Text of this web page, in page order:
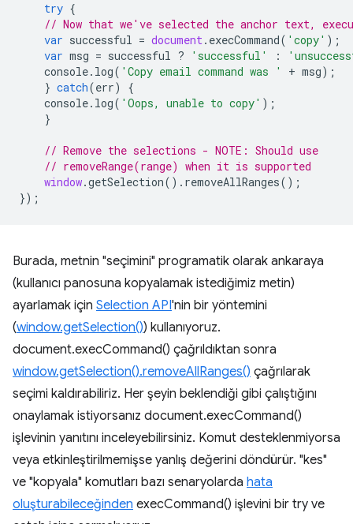
try {
// Now that we've selected the anchor text,
var successful = document. execCommand( 'copy' );
var msg = successful ? 'successful' :
console. log( 'Copy email command was ' + msg);
} catch(err)
{
console. log( 'Oops, unable to copy' );
}
// Remove the selections - NOTE: Should use
// removeRange(range) when it is supported
window.getSelection(). removeAllRanges();
});
Burada, metnin "seçimini" programatik olarak ankaraya
(kullanıcı panosuna kopyalamak istediğimiz metin)
ayarlamak için Selection API'nin bir yöntemini
(window.getSelection()) kullanıyoruz.
document.execCommand() çağrıldıktan sonra
window.getSelection().removeAllRanges() çağrılarak
seçimi kaldırabiliriz. Her şeyin beklendiği gibi çalıştığını
onaylamak istiyorsanız document.execCommand()
işlevinin yanıtını inceleyebilirsiniz. Komut desteklenmiyorsa
veya etkinleştirilmemişse yanlış değerini döndürür. "kes"
ve "kopyala" komutları bazı senaryolarda hata
oluşturabileceğinden execCommand() işlevini bir try ve